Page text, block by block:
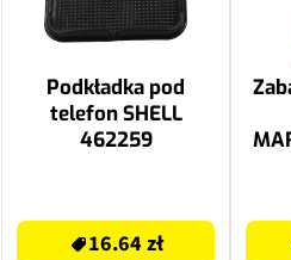
Podkładka pod
telefon SHELL
462259
16.64 zł